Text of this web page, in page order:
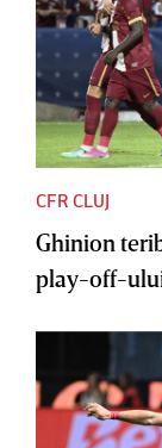
CFR CLUJ
Ghinion
play-off-